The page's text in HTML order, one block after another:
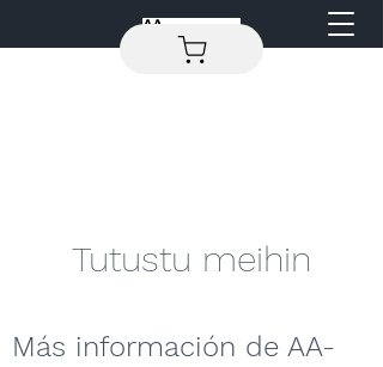
Tutustu meihin
Más información de AA-